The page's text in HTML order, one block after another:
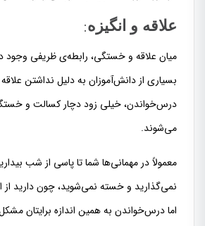
علاقه و انگیزه:
میان علاقه و خستگی، رابطه‌ی ظریفی وجود
بسیاری از دانش‌آموزان به دلیل نداشتن
درس‌خواندن، خیلی زود دچار کسالت و
می‌شوند.
معمولاً در مهمانی‌ها شما تا پاسی از شب
نمی‌گذارید و خسته نمی‌شوید، چون دارید از
اما درس‌خواندن به همین اندازه برایتان